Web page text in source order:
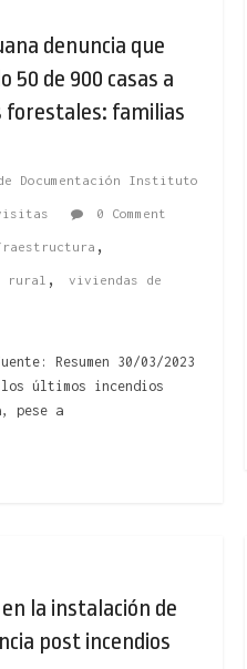
denuncia que
50 de 900 casas a
forestales: familias
Documentación Instituto
0 Comment
,
rural , viviendas de
Resumen 30/03/2023
últimos incendios
pese a
la instalación de
post incendios